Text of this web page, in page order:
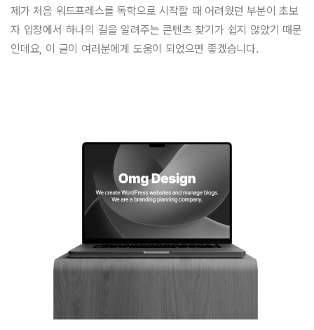
제가 처음 워드프레스를 독학으로 시작할 때 어려웠던 부분이 초보
자 입장에서 하나의 길을 알려주는 콘텐츠 찾기가 쉽지 않았기 때문
인데요, 이 글이 여러분에게 도움이 되었으면 좋겠습니다.